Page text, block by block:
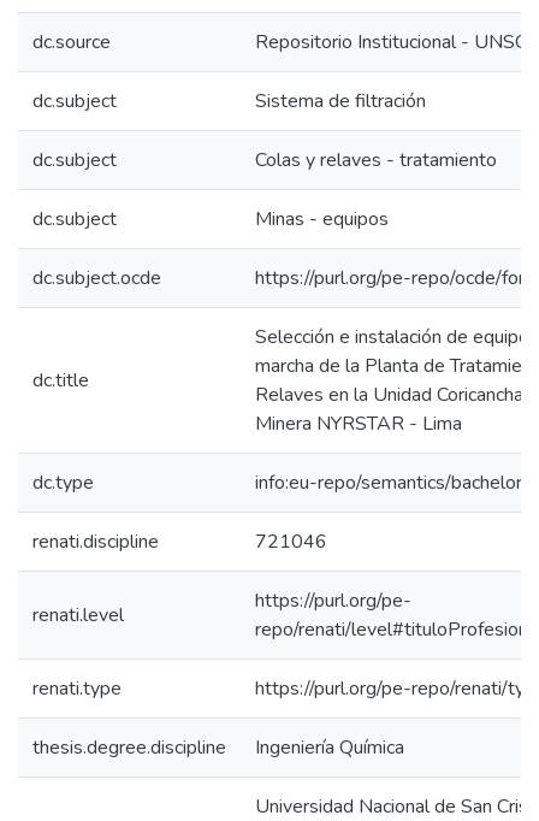
dc.source Repositorio Institucional -
dc.subject Sistema de filtración
dc.subject Colas y relaves - tratamiento
dc.subject Minas - equipos
dc.subject.ocde https://purl.org/pe-repo/ocde/
dc.title
Selección e instalación de
marcha de la Planta de
Relaves en la Unidad Coricancha
Minera NYRSTAR - Lima
dc.type info:eu-repo/semantics/
renati.discipline 721046
renati.level
https://purl.org/pe-
repo/renati/
renati.type https://purl.org/pe-repo/renati/
thesis.degree.discipline Ingeniería Química
Universidad Nacional de San